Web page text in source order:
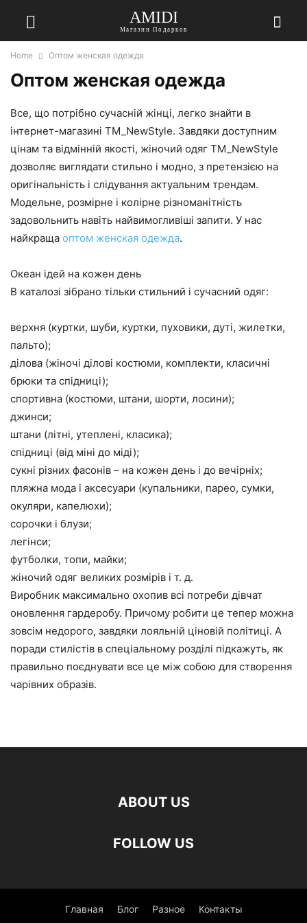
AMIDI
Магазин Подарков
Home Оптом женская одежда
Оптом женская одежда
Все, що потрібно сучасній жінці, легко знайти в
інтернет-магазині TM_NewStyle. Завдяки доступним
цінам та відмінній якості, жіночий одяг TM_NewStyle
дозволяє виглядати стильно і модно, з претензією на
оригінальність і слідування актуальним трендам.
Модельне, розмірне і колірне різноманітність
задовольнить навіть найвимогливіші запити. У нас
найкраща оптом женская одежда.
Океан ідей на кожен день
В каталозі зібрано тільки стильний і сучасний одяг:
верхня (куртки, шуби, куртки, пуховики, дуті, жилетки,
пальто);
ділова (жіночі ділові костюми, комплекти, класичні
брюки та спідниці);
спортивна (костюми, штани, шорти, лосини);
джинси;
штани (літні, утеплені, класика);
спідниці (від міні до міді);
сукні різних фасонів – на кожен день і до вечірніх;
пляжна мода і аксесуари (купальники, парео, сумки,
окуляри, капелюхи);
сорочки і блузи;
легінси;
футболки, топи, майки;
жіночий одяг великих розмірів і т. д.
Виробник максимально охопив всі потреби дівчат
оновлення гардеробу. Причому робити це тепер можна
зовсім недорого, завдяки лояльній ціновій політиці. А
поради стилістів в спеціальному розділі підкажуть, як
правильно поєднувати все це між собою для створення
чарівних образів.
ABOUT US
FOLLOW US
Главная Блог Разное Контакты